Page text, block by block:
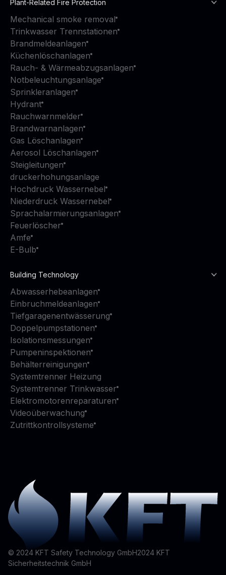
Plant-Related Fire Protection
Mechanical smoke removal
Trinkwasser Trennstationen
Brandmeldeanlagen
Küchenlöschanlagen
Rauch- & Wärmeabzugsanlagen
Notbeleuchtungsanlage
Sprinkleranlagen
Hydrant
Rauchwarnmelder
Brandwarnanlagen
Gas Löschanlagen
Aerosol Löschanlagen
Steigleitungen
druckerhohungsanlage
Hochdruck Wassernebel
Niederdruck Wassernebel
Sprachalarmierungsanlagen
Feuerlöscher
Amfe
E-Bulb
Building Technology
Abwasserhebeanlagen
Einbruchmeldeanlagen
Tiefgaragenentwässerung
Doppelpumpstationen
Isolationsmessungen
Pumpeninspektionen
Behälterreinigungen
Systemtrenner Heizung
Systemtrenner Trinkwasser
Elektromotorenreparaturen
Videoüberwachung
Zutrittkontrollsysteme
© 2024 KFT Safety Technology GmbH2024 KFT
Sicherheitstechnik GmbH